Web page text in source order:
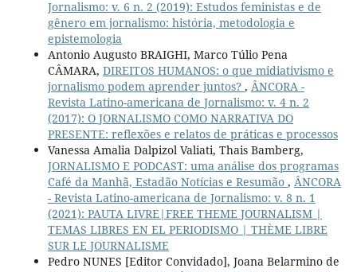
Jornalismo: v. 6 n. 2 (2019): Estudos feministas e de
gênero em jornalismo: história, metodologia e
epistemologia
Antonio Augusto BRAIGHI, Marco Túlio Pena
CÂMARA, DIREITOS HUMANOS: o que midiativismo e
jornalismo podem aprender juntos? , ÂNCORA -
Revista Latino-americana de Jornalismo: v. 4 n. 2
(2017): O JORNALISMO COMO NARRATIVA DO
PRESENTE: reflexões e relatos de práticas e processos
Vanessa Amalia Dalpizol Valiati, Thais Bamberg,
JORNALISMO E PODCAST: uma análise dos programas
Café da Manhã, Estadão Notícias e Resumão , ÂNCORA
- Revista Latino-americana de Jornalismo: v. 8 n. 1
(2021): PAUTA LIVRE|FREE THEME JOURNALISM |
TEMAS LIBRES EN EL PERIODISMO | THÈME LIBRE
SUR LE JOURNALISME
Pedro NUNES [Editor Convidado], Joana Belarmino de